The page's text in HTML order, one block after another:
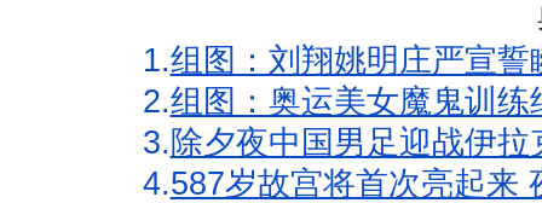
1.组图：刘翔姚明庄严宣
2.组图：奥运美女魔鬼训
3. 除夕夜中国男足迎战伊
4.587岁故宫将首次亮起来